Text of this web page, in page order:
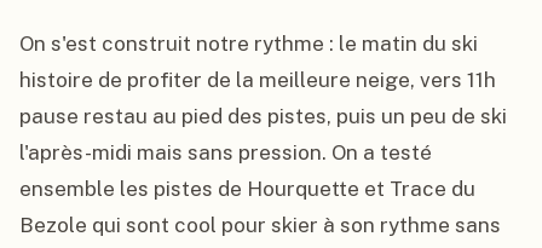
On s'est construit notre rythme : le matin du ski
histoire de profiter de la meilleure neige, vers 11h
pause restau au pied des pistes, puis un peu de ski
l'après-midi mais sans pression. On a testé
ensemble les pistes de Hourquette et Trace du
Bezole qui sont cool pour skier à son rythme sans